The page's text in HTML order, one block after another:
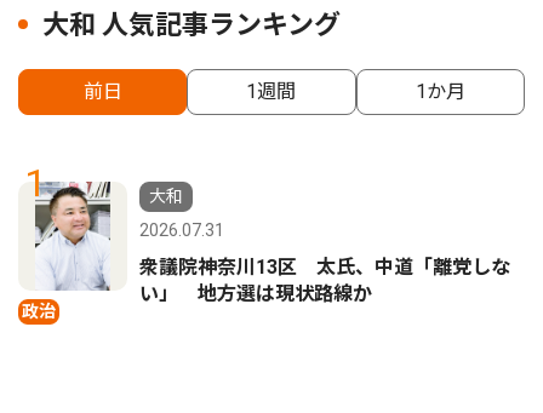
大和 人気記事ランキング
前日 1週間 1か月
1
政治
大和
2026.07.31
衆議院神奈川13区 太氏、中道「離党しな
い」 地方選は現状路線か